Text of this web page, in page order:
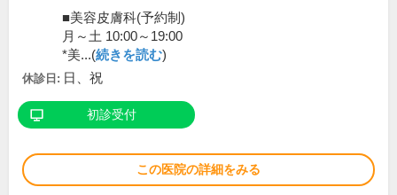
■美容皮膚科(予約制)
月～土 10:00～19:00
*美...(続きを読む)
休診日: 日、祝
初診受付
この医院の詳細をみる